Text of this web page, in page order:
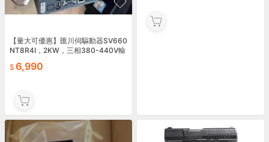
【量大可優惠】匯川伺驅動器SV660
NT8R4I，2KW，三相380-440V輸
6,990